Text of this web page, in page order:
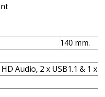
140 mm.
Audio, 2 x USB1.1 & 1 x